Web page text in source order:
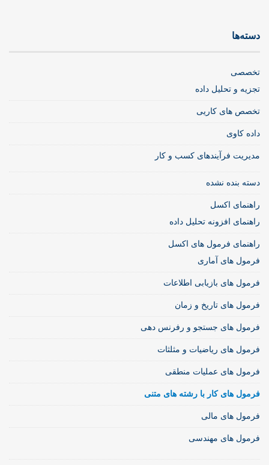
دسته‌ها
تخصصی
تجزیه و تحلیل داده
تخصص های کاریی
داده کاوی
مدیریت فرآیندهای کسب و کار
دسته بنده نشده
راهنمای اکسل
راهنمای افزونه تحلیل داده
راهنمای فرمول های اکسل
فرمول های آماری
فرمول های بازیابی اطلاعات
فرمول های تاریخ و زمان
فرمول های جستجو و رفرنس دهی
فرمول های ریاضیات و مثلثات
فرمول های عملیات منطقی
فرمول های کار با رشته های متنی
فرمول های مالی
فرمول های مهندسی